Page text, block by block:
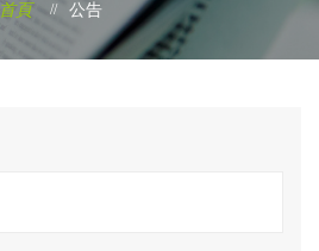
首頁 公告